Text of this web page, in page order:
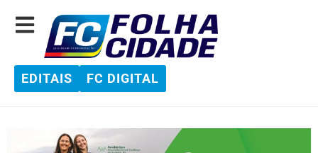
EDITAIS FC DIGITAL